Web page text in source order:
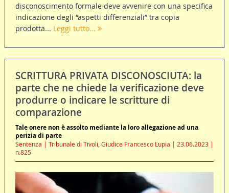
disconoscimento formale deve avvenire con una specifica
indicazione degli “aspetti differenziali” tra copia
prodotta... Leggi tutto...
SCRITTURA PRIVATA DISCONOSCIUTA: la
parte che ne chiede la verificazione deve
produrre o indicare le scritture di
comparazione
Tale onere non è assolto mediante la loro allegazione ad una
perizia di parte
Sentenza | Tribunale di Tivoli, Giudice Francesco Lupia | 23.06.2023 |
n.825